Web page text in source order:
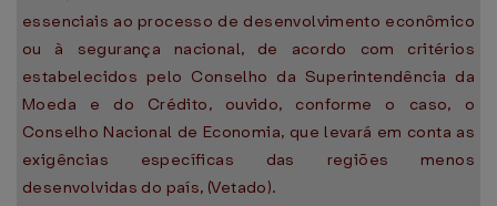
essenciais ao processo de desenvolvimento econômico
ou à segurança nacional, de acordo com critérios
estabelecidos pelo Conselho da Superintendência da
Moeda e do Crédito, ouvido, conforme o caso, o
Conselho Nacional de Economia, que levará em conta as
exigências específicas das regiões menos
desenvolvidas do país, (Vetado).